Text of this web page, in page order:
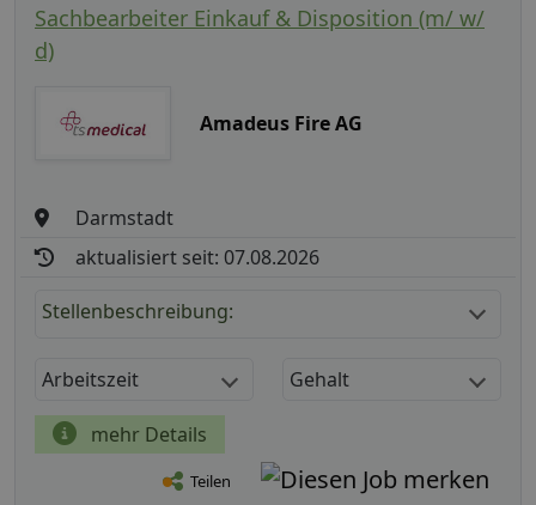
Sachbearbeiter Einkauf & Disposition (m/ w/
d)
Amadeus Fire AG
Darmstadt
aktualisiert seit: 07.08.2026
Stellenbeschreibung:
Arbeitszeit Gehalt
mehr Details
Teilen